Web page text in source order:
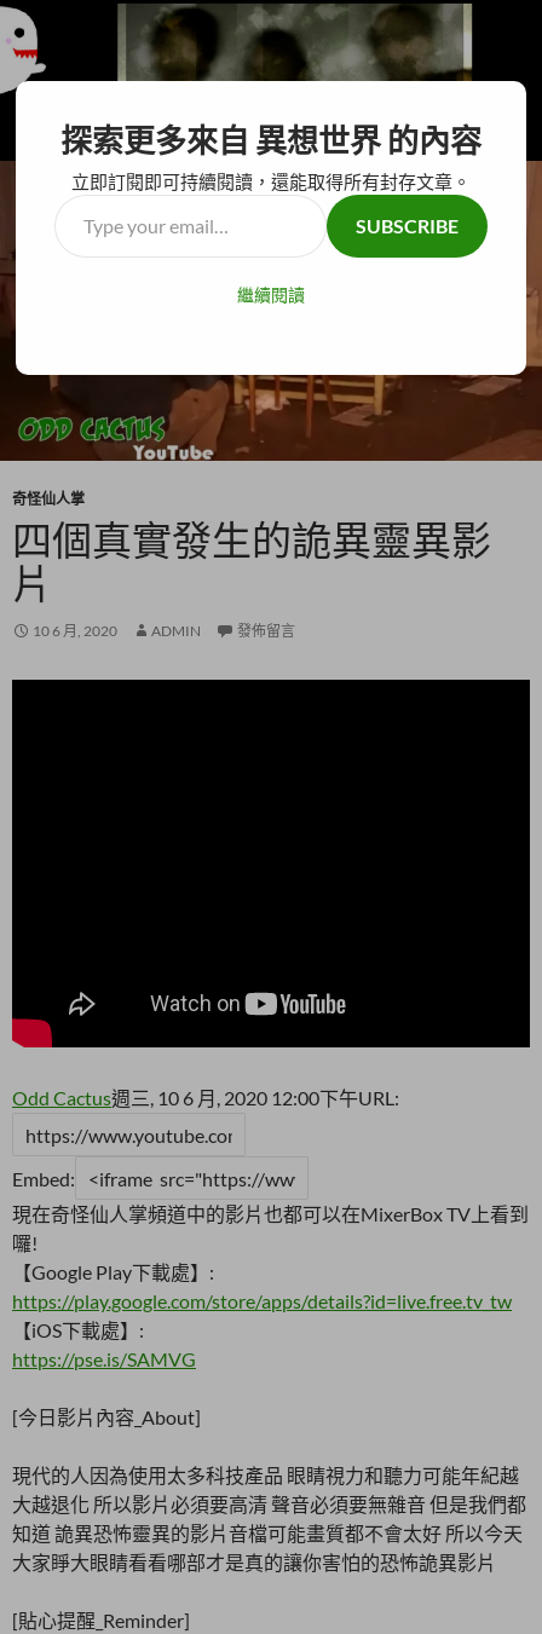
異想世界
內
容
奇怪仙人掌
四個真實發生的詭異靈異影
片
10 6 月, 2020 ADMIN 發佈留言
Odd Cactus週三, 10 6 月, 2020 12:00下午URL:
Embed:
現在奇怪仙人掌頻道中的影片也都可以在MixerBox TV上看到
囉!
【Google Play下載處】:
https://play.google.com/store/apps/details?id=live.free.tv_tw
【iOS下載處】:
https://pse.is/SAMVG
[今日影片內容_About]
現代的人因為使用太多科技產品 眼睛視力和聽力可能年紀越
大越退化 所以影片必須要高清 聲音必須要無雜音 但是我們都
知道 詭異恐怖靈異的影片音檔可能畫質都不會太好 所以今天
大家睜大眼睛看看哪部才是真的讓你害怕的恐怖詭異影片
[貼心提醒_Reminder]
探索更多來自 異想世界 的內容
立即訂閱即可持續閱讀，還能取得所有封存文章。
Type
your
SUBSCRIBE
繼續閱讀